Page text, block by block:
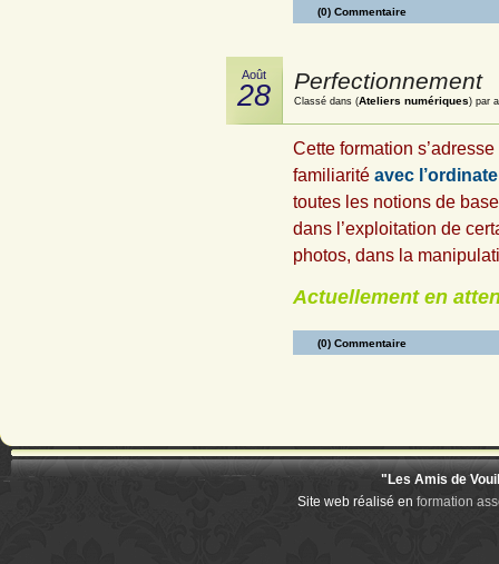
(0) Commentaire
Août
28 Perfectionnement
Classé dans (Ateliers numériques) par
Cette formation
familiarité avec
toutes les notions de
dans l’exploitation de
photos, dans la
Actuellement en
(0) Commentaire
"Les Amis de
Site web réalisé en formation